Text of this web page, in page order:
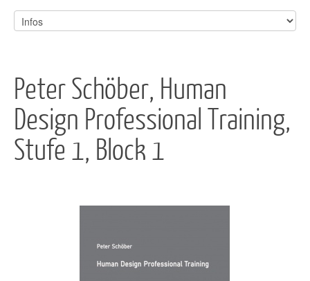
Peter Schöber, Human
Design Professional Training,
Stufe 1, Block 1